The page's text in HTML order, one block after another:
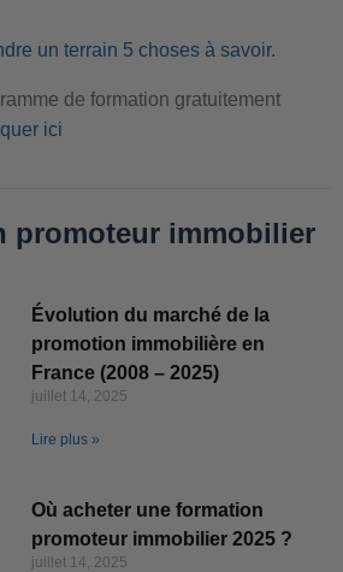
un terrain 5 choses à savoir.
de formation gratuitement
ici
promoteur immobilier
Évolution du marché de la
promotion immobilière en
France (2008 – 2025)
juillet 14, 2025
Lire plus »
Où acheter une formation
promoteur immobilier 2025 ?
juillet 14, 2025